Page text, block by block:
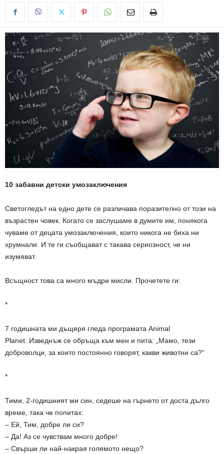
10 забавни детски умозаключения
Светогледът на едно дете се различава поразително от този на
възрастен човек. Когато се заслушаме в думите им, понякога
чуваме от децата умозаключения, които никога не биха ни
хрумнали. И те ги съобщават с такава сериозност, че ни
изумяват.
Всъщност това са много мъдри мисли. Прочетете ги:
*
7 годишната ми дъщеря гледа програмата Animal
Planet. Изведнъж се обръща към мен и пита: „Мамо, тези
доброволци, за които постоянно говорят, какви животни са?“
*
Тими, 2-годишният ми син, седеше на гърнето от доста дълго
време, така че попитах:
– Ей, Тим, добре ли си?
– Да! Аз се чувствам много добре!
– Свърши ли най-накрая голямото нещо?